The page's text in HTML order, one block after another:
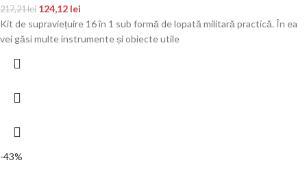
217,21lei 124,12 lei
Kit de supraviețuire 16 în 1 sub formă de lopată militară practică. În ea
vei găsi multe instrumente și obiecte utile
-43%